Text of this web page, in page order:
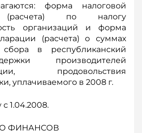
форма налоговой
(расчета) по налогу
организаций и форма
(расчета) о суммах
сбора в республиканский
производителей
продовольствия
уплачиваемого в 2008 г.
с 1.04.2008.
ФИНАНСОВ